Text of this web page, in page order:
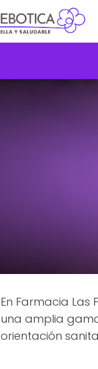
En Farmacia
una amplia
orientación